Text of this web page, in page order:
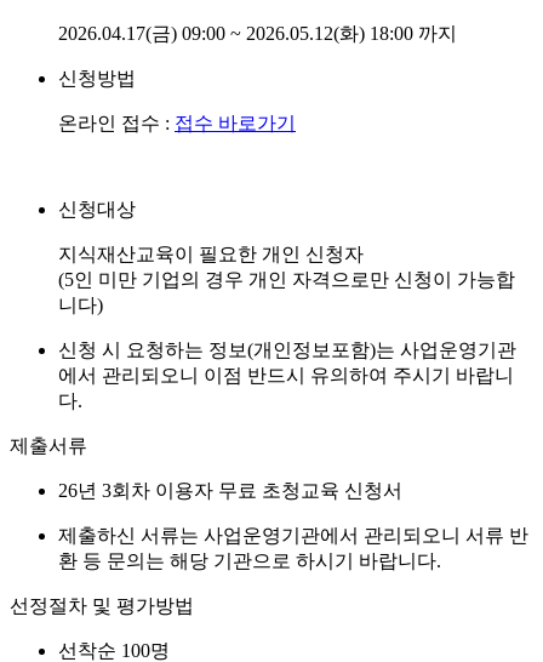
2026.04.17(금) 09:00 ~ 2026.05.12(화) 18:00 까지
신청방법
온라인 접수 : 접수 바로가기
신청대상
지식재산교육이 필요한 개인 신청자
(5인 미만 기업의 경우 개인 자격으로만 신청이 가능합
니다)
신청 시 요청하는 정보(개인정보포함)는 사업운영기관
에서 관리되오니 이점 반드시 유의하여 주시기 바랍니
다.
제출서류
26년 3회차 이용자 무료 초청교육 신청서
제출하신 서류는 사업운영기관에서 관리되오니 서류 반
환 등 문의는 해당 기관으로 하시기 바랍니다.
선정절차 및 평가방법
선착순 100명